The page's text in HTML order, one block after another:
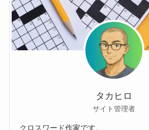
タカヒロ
サイト管理者
クロスワード作家です。